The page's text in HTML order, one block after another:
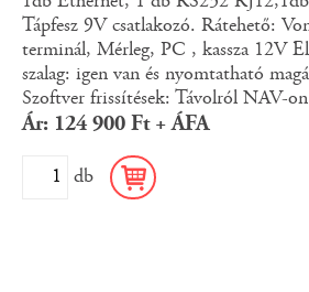
Ár: 124 900 Ft + ÁFA
db
Tápfesz 9V csatlakozó. Rátehető:
terminál, Mérleg, PC , kassza 12V
szalag: igen van és nyomtatható
Szoftver frissítések: Távolról NAV-